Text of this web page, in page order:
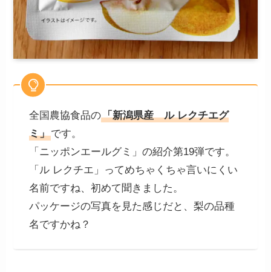
全国農協食品の「新潟県産 ル レクチエグ
ミ」です。
「ニッポンエールグミ」の紹介第19弾です。
「ル レクチエ」ってめちゃくちゃ言いにくい
名前ですね、初めて聞きました。
パッケージの写真を見た感じだと、梨の品種
名ですかね？